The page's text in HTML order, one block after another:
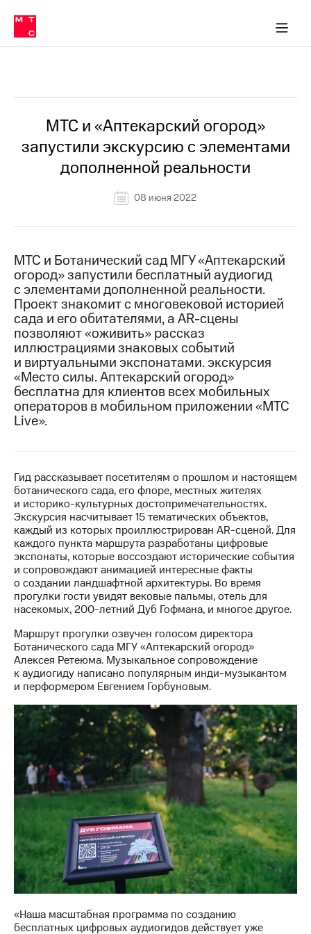
Медиа-центр
и акционерам
Устойчивое развитие
Комплаенс и деловая этика
компании
Карьера
История
компании
Руководство
информация
Контакты
Медиа-центр
Пресс-
релизы
МТС
о технологиях
Достижения
Интервью
Новости
в
регионе
и акционерам
Корпоративное
управление
Корпоративный
секретарь
информации
Информация
акционерам
Документы
ПАО
"МТС"
Собрания
акционеров
Личный
кабинет
акционера
Акционерный
капитал
Контроль
и
аудит
Рынок
акций
Описание
приобретения
Порядок
в МТС
Пресс-
релизы
МТС
о технологиях
МТС и «Аптекарский огород»
запустили экскурсию с элементами
дополненной реальности
08 июня 2022
МТС и Ботанический сад МГУ «Аптекарский
огород» запустили бесплатный аудиогид
с элементами дополненной реальности.
Проект знакомит с многовековой историей
сада и его обитателями, а AR-сцены
позволяют «оживить» рассказ
иллюстрациями знаковых событий
и виртуальными экспонатами. экскурсия
«Место силы. Аптекарский огород»
бесплатна для клиентов всех мобильных
операторов в мобильном приложении «МТС
Live».
Гид рассказывает посетителям о прошлом и настоящем
ботанического сада, его флоре, местных жителях
и историко-культурных достопримечательностях.
Экскурсия насчитывает 15 тематических объектов,
каждый из которых проиллюстрирован AR-сценой. Для
каждого пункта маршрута разработаны цифровые
экспонаты, которые воссоздают исторические события
и сопровождают анимацией интересные факты
о создании ландшафтной архитектуры. Во время
прогулки гости увидят вековые пальмы, отель для
насекомых, 200-летний Дуб Гофмана, и многое другое.
Маршрут прогулки озвучен голосом директора
Ботанического сада МГУ «Аптекарский огород»
Алексея Ретеюма. Музыкальное сопровождение
к аудиогиду написано популярным инди-музыкантом
и перформером Евгением Горбуновым.
«Наша масштабная программа по созданию
бесплатных цифровых аудиогидов действует уже